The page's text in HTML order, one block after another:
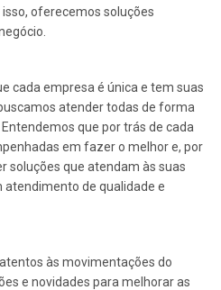
oferecemos soluções
cada empresa é única e tem suas
atender todas de forma
que por trás de cada
em fazer o melhor e, por
soluções que atendam às suas
de qualidade e
às movimentações do
e novidades para melhorar as